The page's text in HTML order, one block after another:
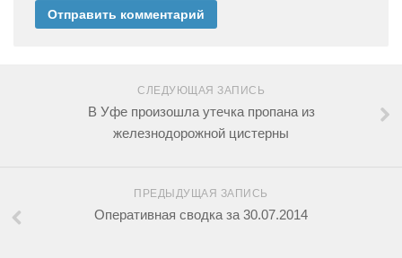
СЛЕДУЮЩАЯ ЗАПИСЬ
В Уфе произошла утечка пропана из
железнодорожной цистерны
ПРЕДЫДУЩАЯ ЗАПИСЬ
Оперативная сводка за 30.07.2014